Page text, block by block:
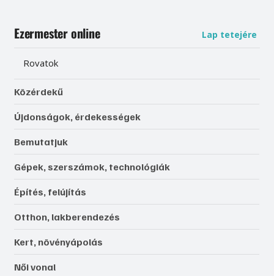
Ezermester online Lap tetejére
Rovatok
Közérdekű
Újdonságok, érdekességek
Bemutatjuk
Gépek, szerszámok, technológiák
Építés, felújítás
Otthon, lakberendezés
Kert, növényápolás
Női vonal